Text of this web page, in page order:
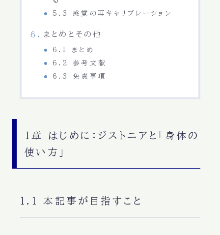
5.3 感覚の再キャリブレーション
まとめとその他
6.1 まとめ
6.2 参考文献
6.3 免責事項
1章 はじめに：ジストニアと「身体の
使い方」
1.1 本記事が目指すこと